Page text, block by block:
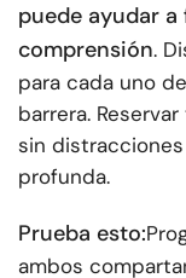
puede ayudar
comprensión.
para cada uno
barrera.
sin
profunda.
Prueba esto:
ambos